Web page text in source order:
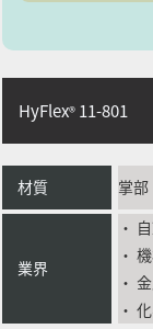
HyFlex® 11-801
材質 掌
業界
・
・
・
・